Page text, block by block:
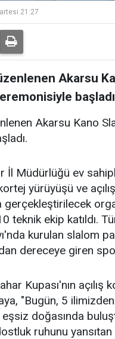
21:27
Akarsu
Akarsu Kano
İl Müdürlüğü ev
yürüyüşü ve
gerçekleştirilecek
teknik ekip katıldı.
kurulan slalom
dereceye giren
Kupası'nın açılış
"Bugün, 5
doğasında
ruhunu yansıtan